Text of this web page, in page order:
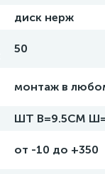
диск нерж
50
монтаж в
ШТ В=9.5СМ
от -10 до +350